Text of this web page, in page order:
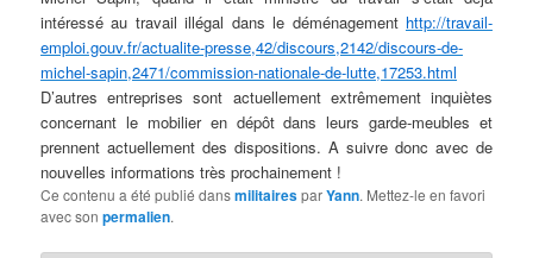
intéressé au travail illégal dans le déménagement http://travail-
emploi.gouv.fr/actualite-presse,42/discours,2142/discours-de-
michel-sapin,2471/commission-nationale-de-lutte,17253.html
D’autres entreprises sont actuellement extrêmement inquiètes
concernant le mobilier en dépôt dans leurs garde-meubles et
prennent actuellement des dispositions. A suivre donc avec de
nouvelles informations très prochainement !
Ce contenu a été publié dansmilitairesparYann. Mettez-le en favori
avec sonpermalien.